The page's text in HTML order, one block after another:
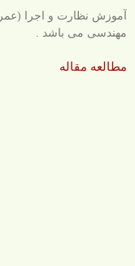
آموزش نظارت و اجرا
مهندسی می باشد .
مطالعه مقاله